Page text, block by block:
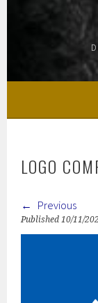
LOGO
Previous
Published10/11/